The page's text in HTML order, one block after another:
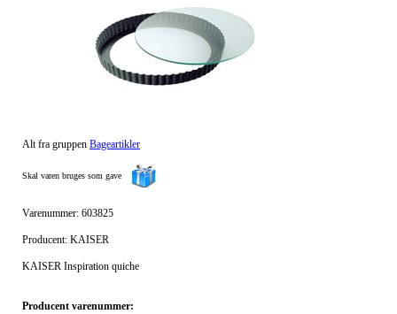
Alt fra gruppen Bageartikler
Skal varen bruges som gave
Varenummer: 603825
Producent: KAISER
KAISER Inspiration quiche
Producent varenummer: